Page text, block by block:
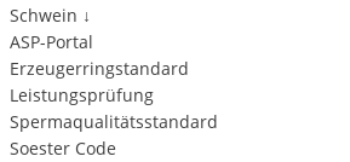
Schwein ↓
ASP-Portal
Erzeugerringstandard
Leistungsprüfung
Spermaqualitätsstandard
Soester Code